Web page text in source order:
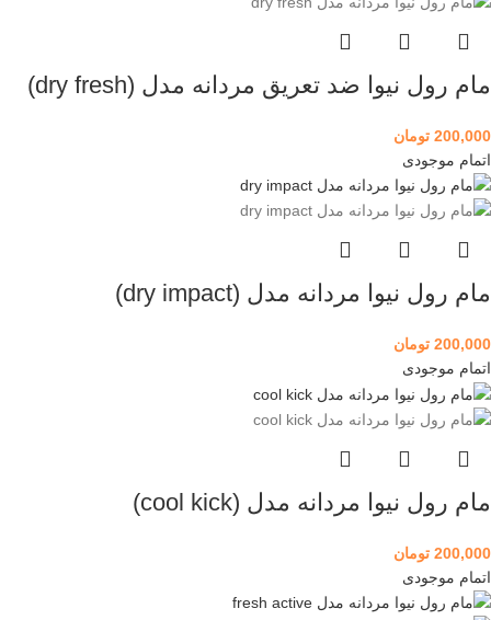
مام رول نیوا ضد تعریق مردانه مدل (dry fresh)
200,000 تومان
اتمام موجودی
مام رول نیوا مردانه مدل (dry impact)
200,000 تومان
اتمام موجودی
مام رول نیوا مردانه مدل (cool kick)
200,000 تومان
اتمام موجودی